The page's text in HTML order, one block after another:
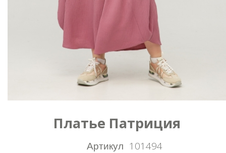
Платье Патриция
Артикул 101494